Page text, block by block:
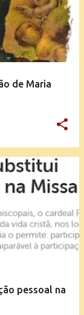
de Maria
pessoal na